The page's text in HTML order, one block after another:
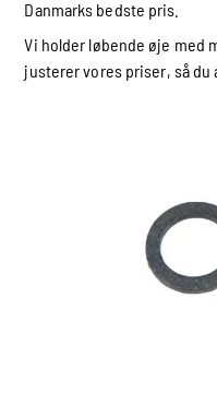
Danmarks bedste pris.
Vi holder løbende øje med
justerer vores priser, så du